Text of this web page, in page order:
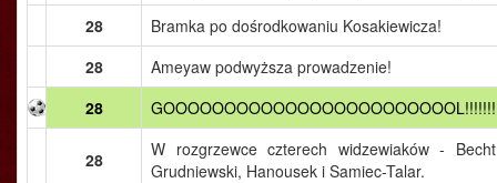
28
Bramka po dośrodkowaniu Kosakiewicza!
28
Ameyaw podwyższa prowadzenie!
28
28
W rozgrzewce czterech widzewiaków -
Grudniewski, Hanousek i Samiec-Talar.